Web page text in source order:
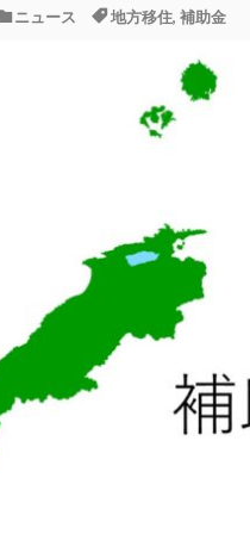
ニュース 地方移住, 補助金